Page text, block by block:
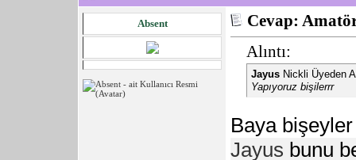
Absent
Cevap:
Alıntı:
Jayus Nickli Üyeden
Yapıyoruz bişilerrr
Baya
Jayus bunu